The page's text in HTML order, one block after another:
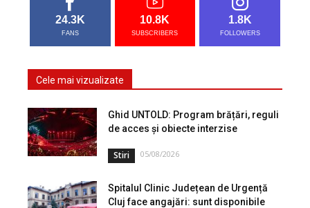
24.3K
FANS
10.8K
SUBSCRIBERS
1.8K
FOLLOWERS
Cele mai vizualizate
Ghid UNTOLD: Program brățări, reguli
de acces și obiecte interzise
Stiri 05/08/2026
Spitalul Clinic Județean de Urgență
Cluj face angajări: sunt disponibile